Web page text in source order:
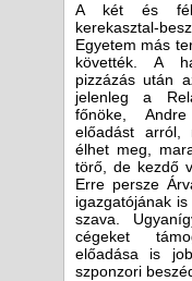
A két és fél
kerekasztal-
Egyetem más
követték. A
pizzázás után
jelenleg a
főnöke,
előadást arról,
élhet meg,
törő, de kezdő
Erre persze
igazgatójának
szava.
cégeket
előadása is
szponzori